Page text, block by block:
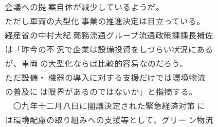
会議への提 案自体が減少しているようだ。
ただし車両の大型化 事業の推進決定は目立っている。
経産省の中村大紀 商務流通グループ流通政策課課長補佐
は「昨今の不 況で企業は設備投資をしづらい状況にある
が、車両 の大型化ならば比較的容易なのだろう。
ただ設備・ 機器の導入に対する支援だけでは環境物流
の普及に は限界があるのではないか」と指摘する。
〇九年十二月八日に閣議決定された緊急経済対策 に
は環境配慮の取り組みへの支援等として、グリー ン物流